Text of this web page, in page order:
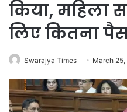
किया, महिला
लिए कितना
Swarajya Times March